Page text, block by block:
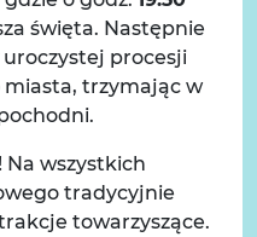
święta. Następnie
procesji
trzymając w
wszystkich
tradycyjnie
towarzyszące.